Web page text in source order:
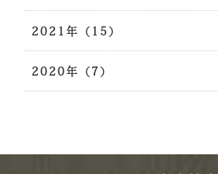
2021年（15）
2020年（7）